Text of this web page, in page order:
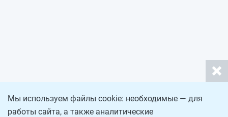
Мы используем файлы cookie: необходимые — для
работы сайта, а также аналитические